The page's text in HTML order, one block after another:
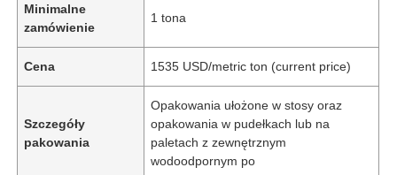
Minimalne
zamówienie
1 tona
Cena 1535 USD/metric ton (current price)
Szczegóły
pakowania
Opakowania ułożone w stosy oraz
opakowania w pudełkach lub na
paletach z zewnętrznym
wodoodpornym po